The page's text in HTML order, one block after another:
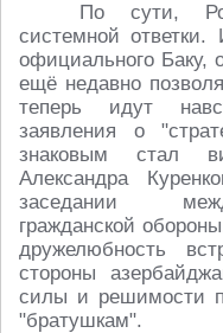
По сути,
системной
официального Баку,
ещё недавно
теперь идут
заявления о
знаковым стал
Александра
заседании
гражданской
дружелюбность
стороны
силы и решимости
"братушкам".